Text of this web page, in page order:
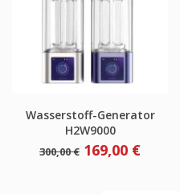
Wasserstoff-Generator
H2W9000
Verkaufspreis
300,00 € Preis
169,00 €